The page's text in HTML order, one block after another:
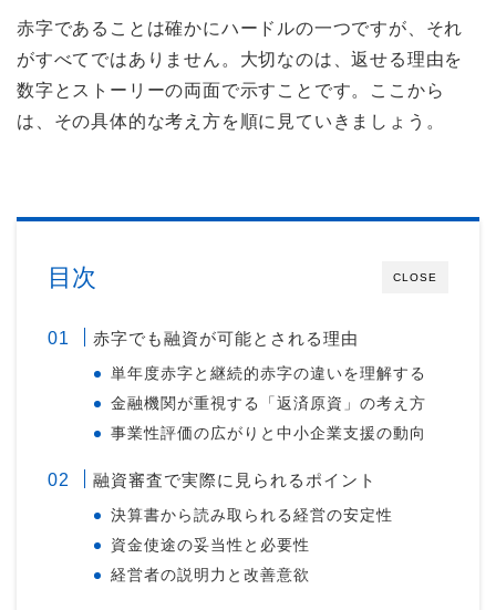
赤字であることは確かにハードルの一つですが、それ
がすべてではありません。大切なのは、返せる理由を
数字とストーリーの両面で示すことです。ここから
は、その具体的な考え方を順に見ていきましょう。
CLOSE
目次
赤字でも融資が可能とされる理由
単年度赤字と継続的赤字の違いを理解する
金融機関が重視する「返済原資」の考え方
事業性評価の広がりと中小企業支援の動向
融資審査で実際に見られるポイント
決算書から読み取られる経営の安定性
資金使途の妥当性と必要性
経営者の説明力と改善意欲